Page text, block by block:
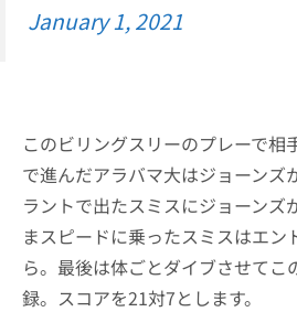
January 1, 2021
このビリングスリーのプレーで相
で進んだアラバマ大はジョーンズ
ラントで出たスミスにジョーンズ
まスピードに乗ったスミスはエン
ら。最後は体ごとダイブさせてこ
録。スコアを21対7とします。